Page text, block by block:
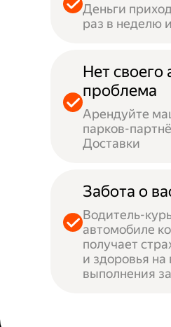
Деньги
раз в неделю
Нет своего
проблема
Арендуйте
парков-
Доставки
Забота о
Водитель-
автомобиле
получает
и здоровья на
выполнения